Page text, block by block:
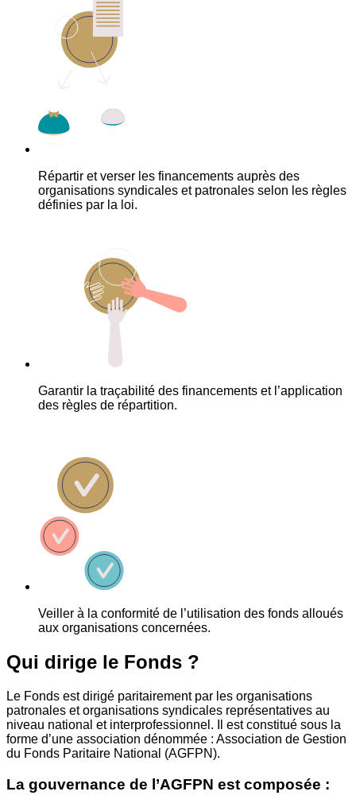
Répartir et verser les financements auprès des
organisations syndicales et patronales selon les règles
définies par la loi.
Garantir la traçabilité des financements et l’application
des règles de répartition.
Veiller à la conformité de l’utilisation des fonds alloués
aux organisations concernées.
Qui dirige le Fonds ?
Le Fonds est dirigé paritairement par les organisations
patronales et organisations syndicales représentatives au
niveau national et interprofessionnel. Il est constitué sous la
forme d’une association dénommée : Association de Gestion
du Fonds Paritaire National (AGFPN).
La gouvernance de l’AGFPN est composée :